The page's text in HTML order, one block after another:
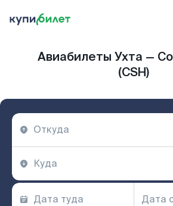
Авиабилеты Ухта —
(CSH)